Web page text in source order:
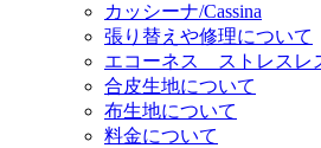
カッシーナ/Cassina
張り替えや修理について
エコーネス ストレスレ
合皮生地について
布生地について
料金について